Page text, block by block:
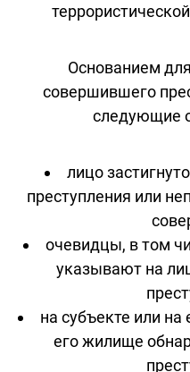
Основанием
совершившего
следующие
лицо
преступления или
очевидцы, в том
указывают на
на субъекте или
его жилище